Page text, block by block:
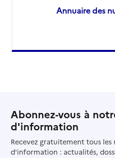
Annuaire des
Abonnez-vous à
d'information
Recevez gratuitement tous
d'information : actualités,